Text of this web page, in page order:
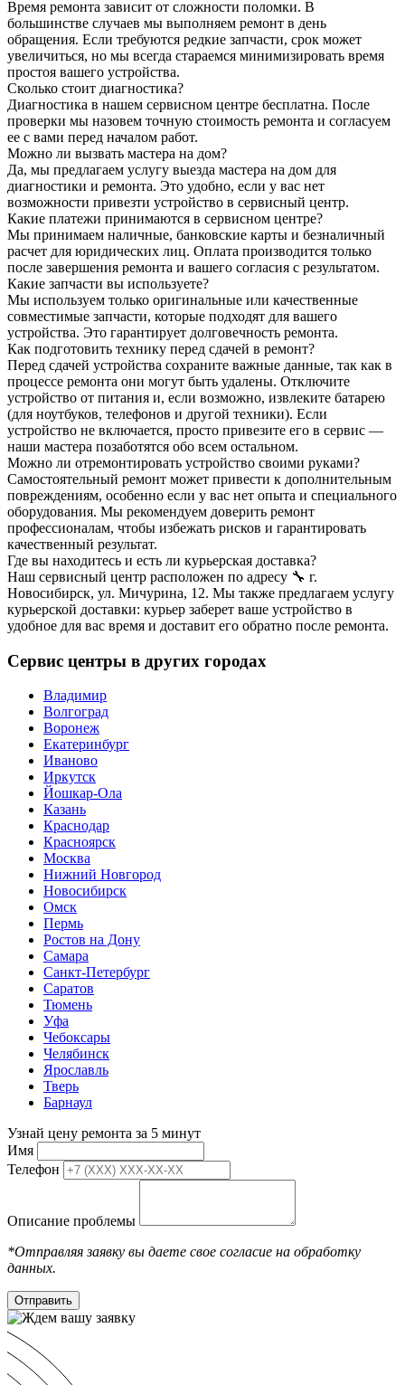
Время ремонта зависит от сложности поломки. В
большинстве случаев мы выполняем ремонт в день
обращения. Если требуются редкие запчасти, срок может
увеличиться, но мы всегда стараемся минимизировать время
простоя вашего устройства.
Сколько стоит диагностика?
Диагностика в нашем сервисном центре бесплатна. После
проверки мы назовем точную стоимость ремонта и согласуем
ее с вами перед началом работ.
Можно ли вызвать мастера на дом?
Да, мы предлагаем услугу выезда мастера на дом для
диагностики и ремонта. Это удобно, если у вас нет
возможности привезти устройство в сервисный центр.
Какие платежи принимаются в сервисном центре?
Мы принимаем наличные, банковские карты и безналичный
расчет для юридических лиц. Оплата производится только
после завершения ремонта и вашего согласия с результатом.
Какие запчасти вы используете?
Мы используем только оригинальные или качественные
совместимые запчасти, которые подходят для вашего
устройства. Это гарантирует долговечность ремонта.
Как подготовить технику перед сдачей в ремонт?
Перед сдачей устройства сохраните важные данные, так как в
процессе ремонта они могут быть удалены. Отключите
устройство от питания и, если возможно, извлеките батарею
(для ноутбуков, телефонов и другой техники). Если
устройство не включается, просто привезите его в сервис —
наши мастера позаботятся обо всем остальном.
Можно ли отремонтировать устройство своими руками?
Самостоятельный ремонт может привести к дополнительным
повреждениям, особенно если у вас нет опыта и специального
оборудования. Мы рекомендуем доверить ремонт
профессионалам, чтобы избежать рисков и гарантировать
качественный результат.
Где вы находитесь и есть ли курьерская доставка?
Наш сервисный центр расположен по адресу 🔧 г.
Новосибирск, ул. Мичурина, 12. Мы также предлагаем услугу
курьерской доставки: курьер заберет ваше устройство в
удобное для вас время и доставит его обратно после ремонта.
Сервис центры в других городах
Владимир
Волгоград
Воронеж
Екатеринбург
Иваново
Иркутск
Йошкар-Ола
Казань
Краснодар
Красноярск
Москва
Нижний Новгород
Новосибирск
Омск
Пермь
Ростов на Дону
Самара
Санкт-Петербург
Саратов
Тюмень
Уфа
Чебоксары
Челябинск
Ярославль
Тверь
Барнаул
Узнай цену ремонта за 5 минут
Имя
Телефон
Описание проблемы
*Отправляя заявку вы даете свое согласие на обработку
данных.
Отправить